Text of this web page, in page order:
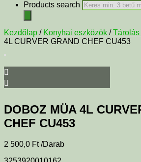
Products search
Kezdőlap / Konyhai eszközök /Tárolás
4L CURVER GRAND CHEF CU453
DOBOZ MÜA 4L
CHEF CU453
2 500,0 Ft /Darab